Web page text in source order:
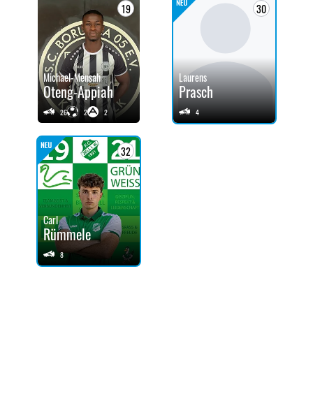
19
Michael-Mensah
Oteng-Appiah
26 2 2
30
Laurens
Prasch
4
32
Carl
Rümmele
8